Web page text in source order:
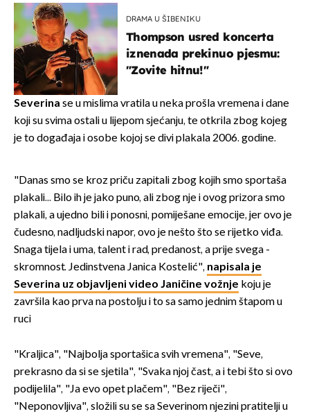
DRAMA U ŠIBENIKU
Thompson usred koncerta
iznenada prekinuo pjesmu:
"Zovite hitnu!"
Severina se u mislima vratila u neka prošla vremena i dane
koji su svima ostali u lijepom sjećanju, te otkrila zbog kojeg
je to događaja i osobe kojoj se divi plakala 2006. godine.
"Danas smo se kroz priču zapitali zbog kojih smo sportaša
plakali... Bilo ih je jako puno, ali zbog nje i ovog prizora smo
plakali, a ujedno bili i ponosni, pomiješane emocije, jer ovo je
čudesno, nadljudski napor, ovo je nešto što se rijetko viđa.
Snaga tijela i uma, talent i rad, predanost, a prije svega -
skromnost. Jedinstvena Janica Kostelić", napisala je
Severina uz objavljeni video Janičine vožnje koju je
završila kao prva na postolju i to sa samo jednim štapom u
ruci
"Kraljica", "Najbolja sportašica svih vremena", "Seve,
prekrasno da si se sjetila", "Svaka njoj čast, a i tebi što si ovo
podijelila", "Ja evo opet plačem", "Bez riječi",
"Neponovljiva", složili su se sa Severinom njezini pratitelji u